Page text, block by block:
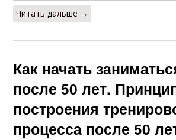
Читать дальше →
Как начать
после 50 лет.
построения
процесса после 50